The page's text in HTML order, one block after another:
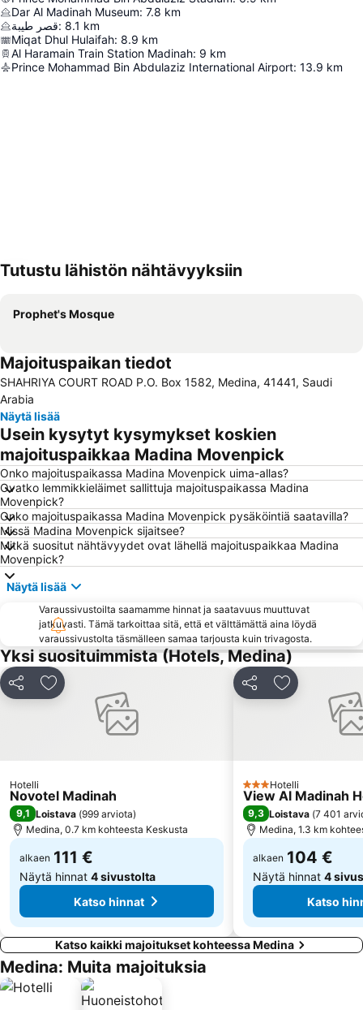
Dar Al Madinah Museum: 7.8 km
قصر طيبة: 8.1 km
Miqat Dhul Hulaifah: 8.9 km
Al Haramain Train Station Madinah: 9 km
Prince Mohammad Bin Abdulaziz International Airport: 13.9 km
Tutustu lähistön nähtävyyksiin
Prophet's Mosque
Majoituspaikan tiedot
SHAHRIYA COURT ROAD P.O. Box 1582, Medina, 41441, Saudi
Arabia
Näytä lisää
Usein kysytyt kysymykset koskien
majoituspaikkaa Madina Movenpick
Onko majoituspaikassa Madina Movenpick uima-allas?
Ovatko lemmikkieläimet sallittuja majoituspaikassa Madina
Movenpick?
Onko majoituspaikassa Madina Movenpick pysäköintiä saatavilla?
Missä Madina Movenpick sijaitsee?
Mitkä suositut nähtävyydet ovat lähellä majoituspaikkaa Madina
Movenpick?
Näytä lisää
Varaussivustoilta saamamme hinnat ja saatavuus muuttuvat
jatkuvasti. Tämä tarkoittaa sitä, että et välttämättä aina löydä
varaussivustolta täsmälleen samaa tarjousta kuin trivagosta.
Yksi suosituimmista (Hotels, Medina)
Jaa Lisää suosikkeihin
Hotelli
Novotel Madinah
9,1 Loistava (999 arviota)
Medina, 0.7 km kohteesta Keskusta
alkaen 111 €
Näytä hinnat 4 sivustolta
Katso hinnat
Jaa Lisää
3 Tähtiluokitus
Hotelli
View Al Madinah
9,3 Loistava (7 401
Medina, 1.3 km
alkaen 104 €
Näytä hinnat 4
Katso
Katso kaikki majoitukset kohteessa Medina
Medina: Muita majoituksia